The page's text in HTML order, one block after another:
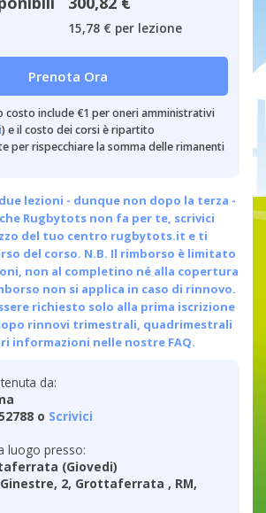
15,78 € per lezione
Prenota Ora
costo include €1 per oneri amministrativi
) e il costo dei corsi è ripartito
per rispecchiare la somma delle rimanenti
lezioni - dunque non dopo la terza -
Rugbytots non fa per te, scrivici
del tuo centro rugbytots.it e ti
del corso. N.B. Il rimborso è limitato
non al completino né alla copertura
non si applica in caso di rinnovo.
richiesto solo alla prima iscrizione
rinnovi trimestrali, quadrimestrali
informazioni nelle nostre FAQ.
da:
o Scrivici
luogo presso:
(Giovedi)
2, Grottaferrata , RM,